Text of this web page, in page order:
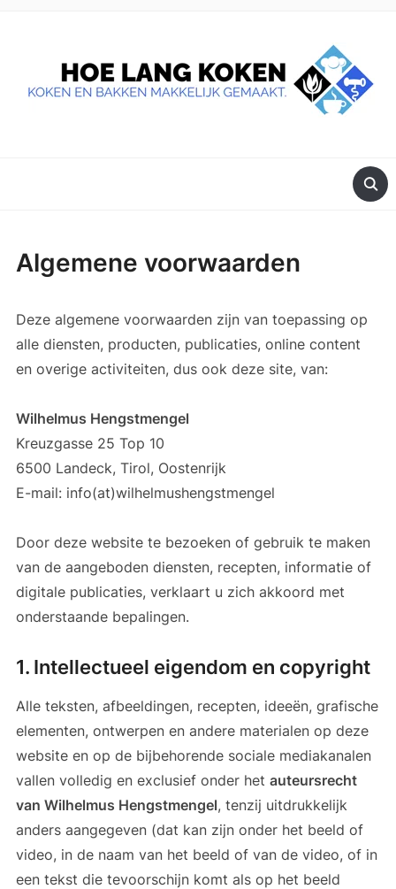
Algemene voorwaarden
Deze algemene voorwaarden zijn van toepassing op
alle diensten, producten, publicaties, online content
en overige activiteiten, dus ook deze site, van:
Wilhelmus Hengstmengel
Kreuzgasse 25 Top 10
6500 Landeck, Tirol, Oostenrijk
E-mail: info(at)wilhelmushengstmengel
Door deze website te bezoeken of gebruik te maken
van de aangeboden diensten, recepten, informatie of
digitale publicaties, verklaart u zich akkoord met
onderstaande bepalingen.
1. Intellectueel eigendom en copyright
Alle teksten, afbeeldingen, recepten, ideeën, grafische
elementen, ontwerpen en andere materialen op deze
website en op de bijbehorende sociale mediakanalen
vallen volledig en exclusief onder het auteursrecht
van Wilhelmus Hengstmengel, tenzij uitdrukkelijk
anders aangegeven (dat kan zijn onder het beeld of
video, in de naam van het beeld of van de video, of in
een tekst die tevoorschijn komt als op het beeld